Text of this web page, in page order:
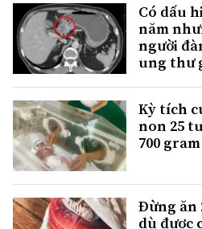
Có dấu
năm
người
ung thư
Kỳ tích
non 25
700 gram
Đừng ăn
dù được